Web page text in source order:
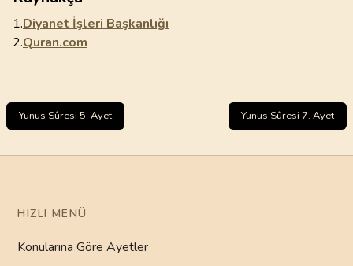
1.Diyanet İşleri Başkanlığı
2.Quran.com
Yunus Sûresi 5. Ayet Yunus Sûresi 7. Ayet
HIZLI MENÜ
Konularına Göre Ayetler